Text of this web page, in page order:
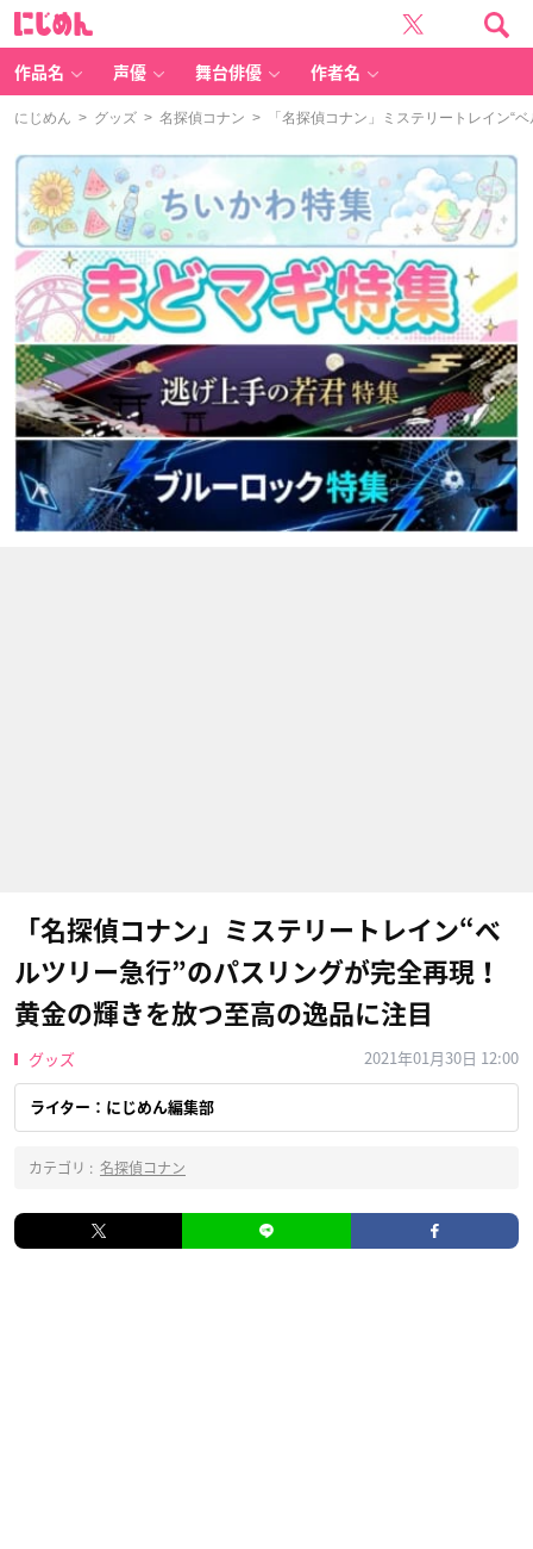
作品名 声優 舞台俳優 作者名
にじめん > グッズ > 名探偵コナン > 「名探偵コナン」ミステリートレイン“
「名探偵コナン」ミステリートレイン“ベ
ルツリー急行”のパスリングが完全再現！
黄金の輝きを放つ至高の逸品に注目
グッズ 2021年01月30日 12:00
ライター：にじめん編集部
カテゴリ : 名探偵コナン